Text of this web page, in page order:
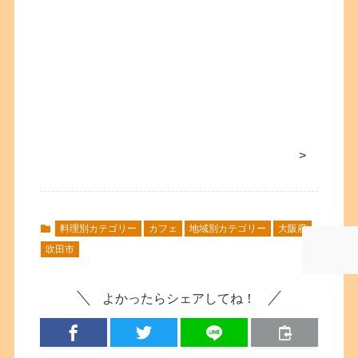
>
料理別カテゴリー カフェ 地域別カテゴリー
大阪府
吹田市
よかったらシェアしてね！